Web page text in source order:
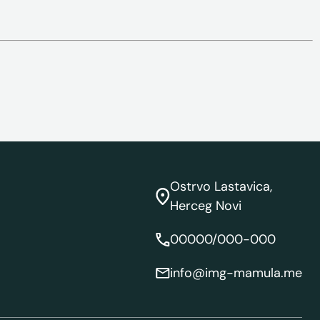
Ostrvo Lastavica,
Herceg Novi
00000/000-000
info@img-mamula.me